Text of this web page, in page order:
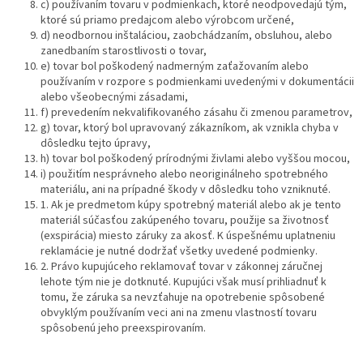
c) používaním tovaru v podmienkach, ktoré neodpovedajú tým,
ktoré sú priamo predajcom alebo výrobcom určené,
d) neodbornou inštaláciou, zaobchádzaním, obsluhou, alebo
zanedbaním starostlivosti o tovar,
e) tovar bol poškodený nadmerným zaťažovaním alebo
používaním v rozpore s podmienkami uvedenými v dokumentácii
alebo všeobecnými zásadami,
f) prevedením nekvalifikovaného zásahu či zmenou parametrov,
g) tovar, ktorý bol upravovaný zákazníkom, ak vznikla chyba v
dôsledku tejto úpravy,
h) tovar bol poškodený prírodnými živlami alebo vyššou mocou,
i) použitím nesprávneho alebo neoriginálneho spotrebného
materiálu, ani na prípadné škody v dôsledku toho vzniknuté.
1. Ak je predmetom kúpy spotrebný materiál alebo ak je tento
materiál súčasťou zakúpeného tovaru, použije sa životnosť
(exspirácia) miesto záruky za akosť. K úspešnému uplatneniu
reklamácie je nutné dodržať všetky uvedené podmienky.
2. Právo kupujúceho reklamovať tovar v zákonnej záručnej
lehote tým nie je dotknuté. Kupujúci však musí prihliadnuť k
tomu, že záruka sa nevzťahuje na opotrebenie spôsobené
obvyklým používaním veci ani na zmenu vlastností tovaru
spôsobenú jeho preexspirovaním.